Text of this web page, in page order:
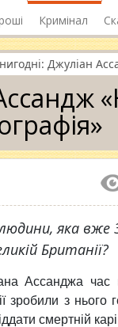
Кримінал
Джуліан
яка вже
Британії?
Ассанджа час
зробили з нього
смертній